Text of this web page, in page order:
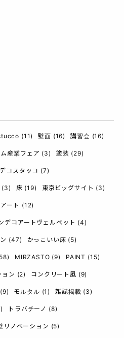
(11) 壁面 (16) 講習会 (16)
産業フェア (3) 塗装 (29)
デコスタッコ (7)
(3) 床 (19) 東京ビッグサイト (3)
ート (12)
デコアートヴェルベット (4)
(47) かっこいい床 (5)
MIRZASTO (9) PAINT (15)
ョン (2) コンクリート風 (9)
(9) モルタル (1) 雑誌掲載 (3)
トラバチーノ (8)
リノベーション (5)